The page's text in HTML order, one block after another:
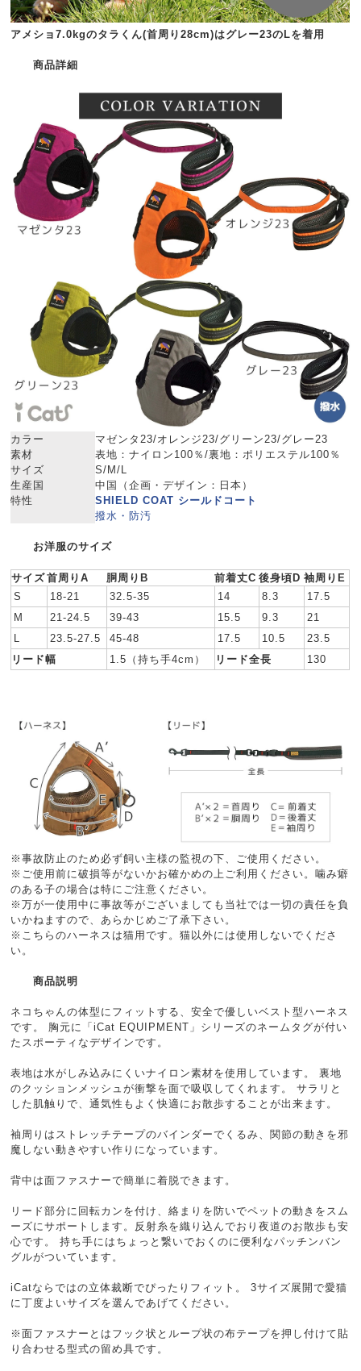
アメショ7.0kgのタラくん(首周り28cm)はグレー23のLを着用
商品詳細
カラー
マゼンタ23/オレンジ23/グリーン23/グレー23
素材
表地：ナイロン100％/裏地：ポリエステル100％
サイズ
S/M/L
生産国
中国（企画・デザイン：日本）
特性
SHIELD COAT シールドコート
撥水・防汚
お洋服のサイズ
サイズ首周りA 胴周りB 前着丈C 後身頃D 袖周りE
S
18-21 32.5-35 14 8.3
17.5
M
21-24.5 39-43 15.5 9.3
21
23.5-27.5 45-48 17.5 10.5
23.5
リード幅
1.5（持ち手4cm） リード全長 130
※事故防止のため必ず飼い主様の監視の下、ご使用ください。
※ご使用前に破損等がないかお確かめの上ご利用ください。噛み癖
のある子の場合は特にご注意ください。
※万が一使用中に事故等がございましても当社では一切の責任を負
いかねますので、あらかじめご了承下さい。
※こちらのハーネスは猫用です。猫以外には使用しないでくださ
い。
商品説明
ネコちゃんの体型にフィットする、安全で優しいベスト型ハーネス
です。 胸元に「iCat EQUIPMENT」シリーズのネームタグが付い
たスポーティなデザインです。
表地は水がしみ込みにくいナイロン素材を使用しています。 裏地
のクッションメッシュが衝撃を面で吸収してくれます。 サラリと
した肌触りで、通気性もよく快適にお散歩することが出来ます。
袖周りはストレッチテープのバインダーでくるみ、関節の動きを邪
魔しない動きやすい作りになっています。
背中は面ファスナーで簡単に着脱できます。
リード部分に回転カンを付け、絡まりを防いでペットの動きをスム
ーズにサポートします。反射糸を織り込んでおり夜道のお散歩も安
心です。 持ち手にはちょっと繋いでおくのに便利なパッチンバン
グルがついています。
iCatならではの立体裁断でぴったりフィット。 3サイズ展開で愛猫
に丁度よいサイズを選んであげてください。
※面ファスナーとはフック状とループ状の布テープを押し付けて貼
り合わせる型式の留め具です。